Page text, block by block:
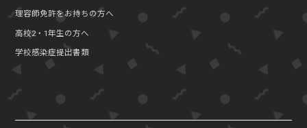
理容師免許をお持ちの方へ
高校2・1年生の方へ
学校感染症提出書類